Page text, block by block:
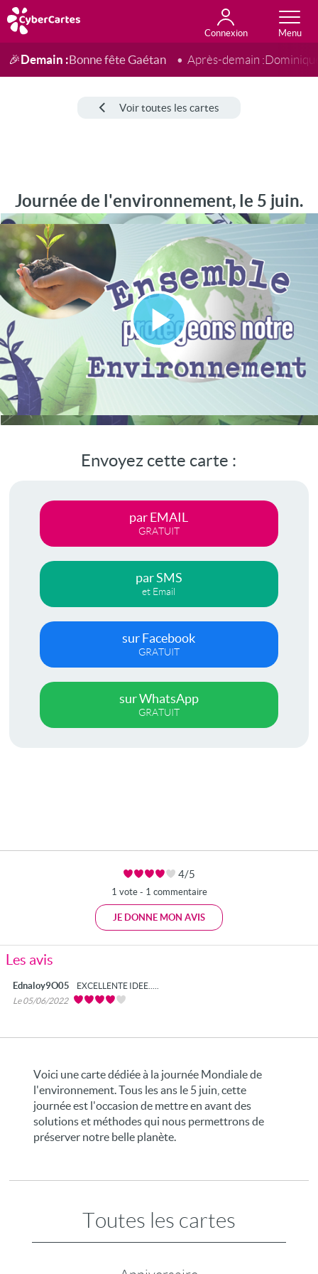
Connexion
Anniversaire
Fête du jour
Amour
Amitié
Merci
Toutes les cartes
🎉Demain :Bonne fête Gaétan Après-demain :
Voir toutes les cartes
Journée de l'environnement, le 5 juin.
Lire
vidéo
Envoyez cette carte :
par EMAIL
GRATUIT
par SMS
et Email
sur Facebook
GRATUIT
sur WhatsApp
GRATUIT
4/5
1 vote - 1 commentaire
JE DONNE MON AVIS
Les avis
Ednaloy9O05
EXCELLENTE IDEE.....
Le 05/06/2022
Voici une carte dédiée à la journée Mondiale de
l'environnement. Tous les ans le 5 juin, cette
journée est l'occasion de mettre en avant des
solutions et méthodes qui nous permettrons de
préserver notre belle planète.
Toutes les cartes